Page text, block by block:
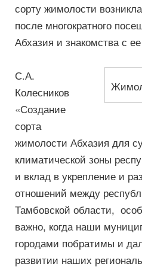
сорту жимолости
после многократного
Абхазия и знакомства с
С.А.
Колесников
«Создание
сорта
жимолости Абхазия для
климатической зоны
и вклад в укрепление и
отношений между
Тамбовской области,
важно, когда наши
городами побратимы и
развитии наших